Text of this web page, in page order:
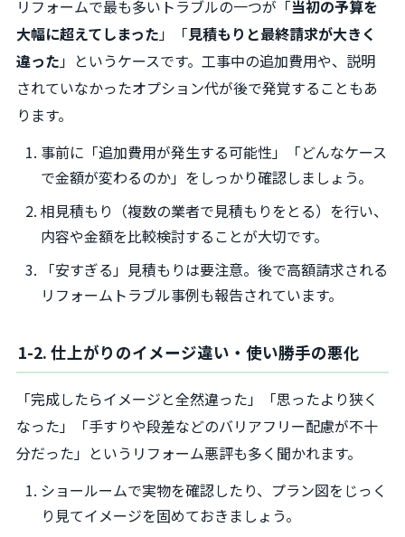
リフォームで最も多いトラブルの一つが「当初の予算を
大幅に超えてしまった 」「見積もりと最終請求が大きく
違った 」というケースです。工事中の追加費用や、説明
されていなかったオプション代が後で発覚することもあ
ります。
事前に「追加費用が発生する可能性」「どんなケース
で金額が変わるのか」をしっかり確認しましょう。
相見積もり（複数の業者で見積もりをとる）を行い、
内容や金額を比較検討することが大切です。
「安すぎる」見積もりは要注意。後で高額請求される
リフォームトラブル事例も報告されています。
1-2. 仕上がりのイメージ違い・使い勝手の悪化
「完成したらイメージと全然違った」「思ったより狭く
なった」「手すりや段差などのバリアフリー配慮が不十
分だった」というリフォーム悪評も多く聞かれます。
ショールームで実物を確認したり、プラン図をじっく
り見てイメージを固めておきましょう。